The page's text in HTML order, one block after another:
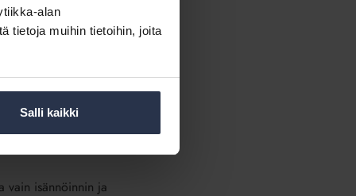
alan
tietoja muihin tietoihin, joita
Salli kaikki
elintärkeiden tietojen
suomalaisten arkeen.
kehittämiseen ja
vain isännöinnin ja